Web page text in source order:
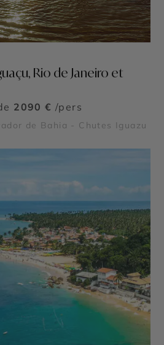
Rio de Janeiro et
2090 € /pers
de Bahia - Chutes Iguazu